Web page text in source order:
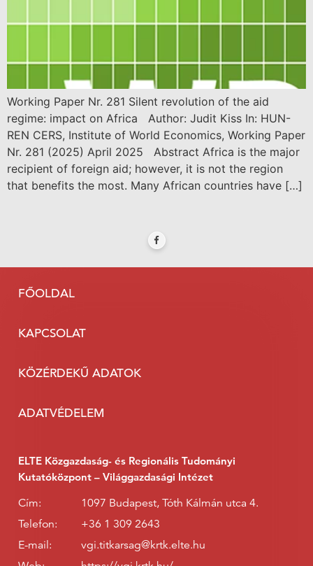
Working Paper Nr. 281 Silent revolution of the aid
regime: impact on Africa Author: Judit Kiss In: HUN-
REN CERS, Institute of World Economics, Working Paper
Nr. 281 (2025) April 2025 Abstract Africa is the major
recipient of foreign aid; however, it is not the region
that benefits the most. Many African countries have […]
FŐOLDAL
KAPCSOLAT
KÖZÉRDEKŰ ADATOK
ADATVÉDELEM
ELTE Közgazdaság- és Regionális Tudományi
Kutatóközpont – Világgazdasági Intézet
Cím:
1097 Budapest, Tóth Kálmán utca 4.
Telefon:
+36 1 309 2643
E-mail:
vgi.titkarsag@krtk.elte.hu